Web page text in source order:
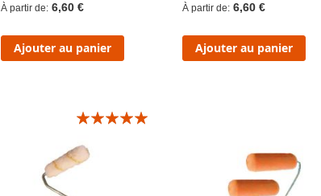
À partir de 6,60 €
Ajouter au panier
À partir de 6,60 €
Ajouter au panier
Évaluation: